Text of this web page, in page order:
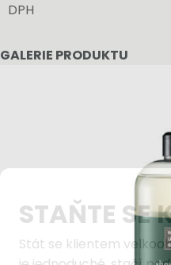
GALERIE PRODUKTU
DPH
STAŇTE SE
Stát se klientem